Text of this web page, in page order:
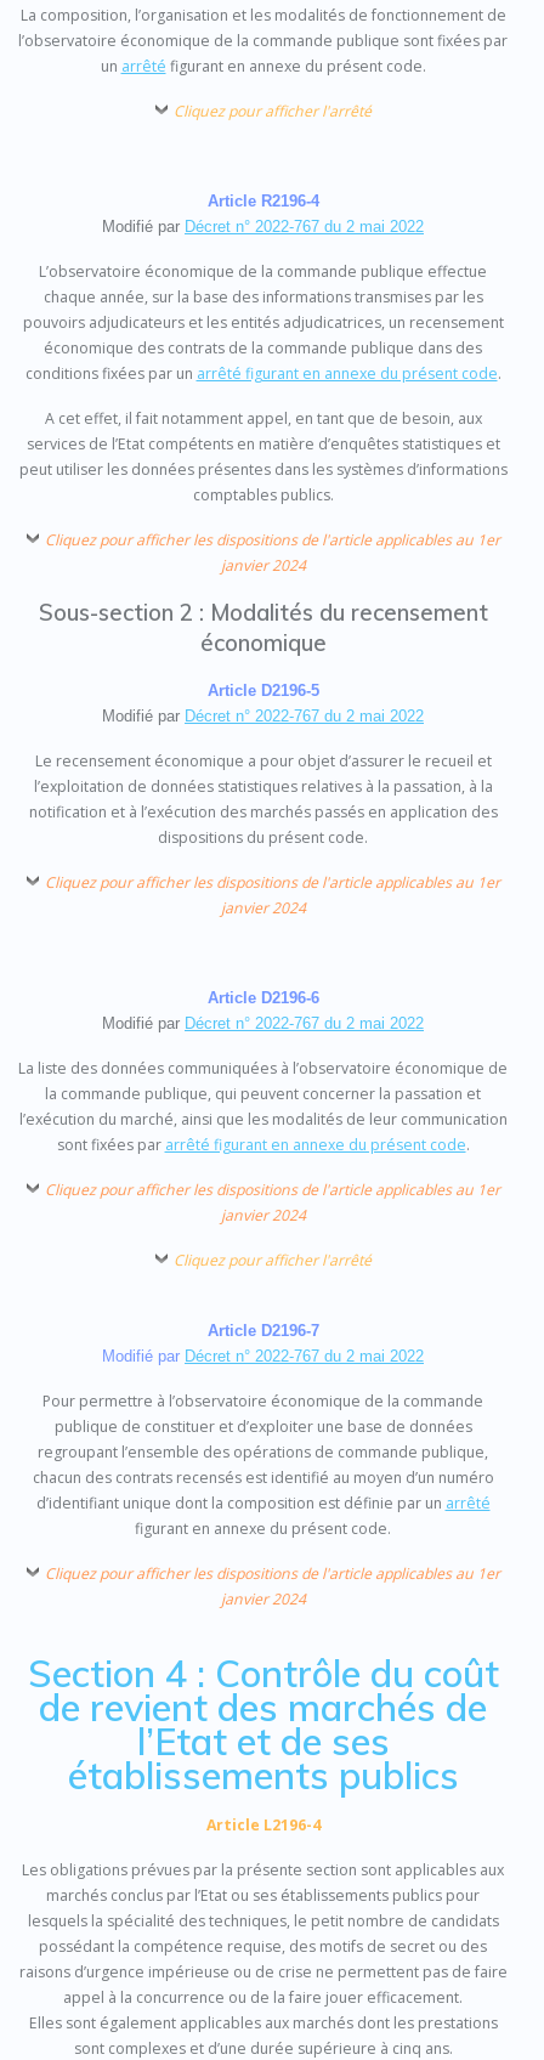
La composition, l’organisation et les modalités de fonctionnement de
l’observatoire économique de la commande publique sont fixées par
un arrêté figurant en annexe du présent code.
Cliquez pour afficher l'arrêté
Article R2196-4
Modifié par Décret n° 2022-767 du 2 mai 2022
L’observatoire économique de la commande publique effectue
chaque année, sur la base des informations transmises par les
pouvoirs adjudicateurs et les entités adjudicatrices, un recensement
économique des contrats de la commande publique dans des
conditions fixées par un arrêté figurant en annexe du présent code.
A cet effet, il fait notamment appel, en tant que de besoin, aux
services de l’Etat compétents en matière d’enquêtes statistiques et
peut utiliser les données présentes dans les systèmes d’informations
comptables publics.
Cliquez pour afficher les dispositions de l'article applicables au 1er
janvier 2024
Sous-section 2 : Modalités du recensement
économique
Article D2196-5
Modifié par Décret n° 2022-767 du 2 mai 2022
Le recensement économique a pour objet d’assurer le recueil et
l’exploitation de données statistiques relatives à la passation, à la
notification et à l’exécution des marchés passés en application des
dispositions du présent code.
Cliquez pour afficher les dispositions de l'article applicables au 1er
janvier 2024
Article D2196-6
Modifié par Décret n° 2022-767 du 2 mai 2022
La liste des données communiquées à l’observatoire économique de
la commande publique, qui peuvent concerner la passation et
l’exécution du marché, ainsi que les modalités de leur communication
sont fixées par arrêté figurant en annexe du présent code.
Cliquez pour afficher les dispositions de l'article applicables au 1er
janvier 2024
Cliquez pour afficher l'arrêté
Article D2196-7
Modifié par Décret n° 2022-767 du 2 mai 2022
Pour permettre à l’observatoire économique de la commande
publique de constituer et d’exploiter une base de données
regroupant l’ensemble des opérations de commande publique,
chacun des contrats recensés est identifié au moyen d’un numéro
d’identifiant unique dont la composition est définie par un arrêté
figurant en annexe du présent code.
Cliquez pour afficher les dispositions de l'article applicables au 1er
janvier 2024
Section 4 : Contrôle du coût
de revient des marchés de
l’Etat et de ses
établissements publics
Article L2196-4
Les obligations prévues par la présente section sont applicables aux
marchés conclus par l’Etat ou ses établissements publics pour
lesquels la spécialité des techniques, le petit nombre de candidats
possédant la compétence requise, des motifs de secret ou des
raisons d’urgence impérieuse ou de crise ne permettent pas de faire
appel à la concurrence ou de la faire jouer efficacement.
Elles sont également applicables aux marchés dont les prestations
sont complexes et d’une durée supérieure à cinq ans.